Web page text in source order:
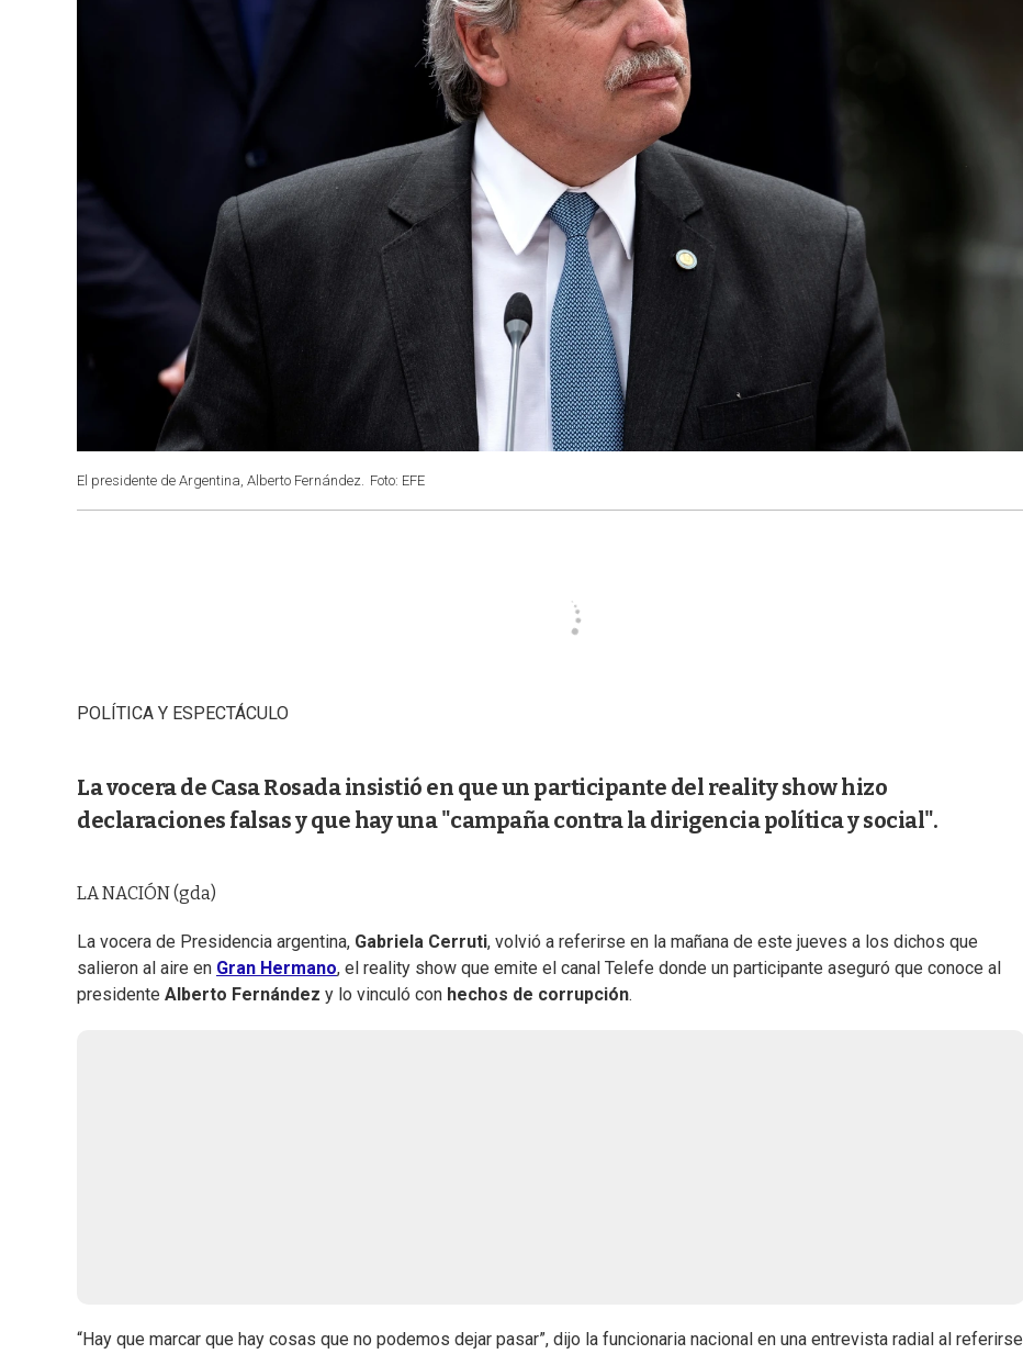
El presidente de Argentina, Alberto Fernández. Foto: EFE
POLÍTICA Y ESPECTÁCULO
La vocera de Casa Rosada insistió en que un participante del reality show hizo
declaraciones falsas y que hay una "campaña contra la dirigencia política y social".
LA NACIÓN (gda)
La vocera de Presidencia argentina, Gabriela Cerruti, volvió a referirse en la mañana de este jueves a los dichos que
salieron al aire en Gran Hermano, el reality show que emite el canal Telefe donde un participante aseguró que conoce al
presidente Alberto Fernández y lo vinculó con hechos de corrupción.
“Hay que marcar que hay cosas que no podemos dejar pasar”, dijo la funcionaria nacional en una entrevista radial al referirse